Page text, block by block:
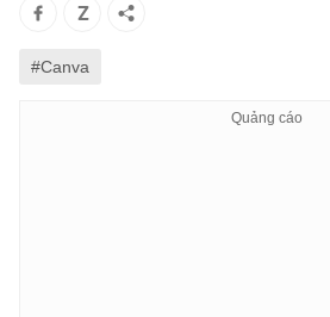
#Canva